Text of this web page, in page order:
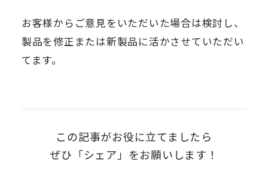
お客様からご意見をいただいた場合は検討し、
製品を修正または新製品に活かさせていただい
てます。
この記事がお役に立てましたら
ぜひ「シェア」をお願いします！